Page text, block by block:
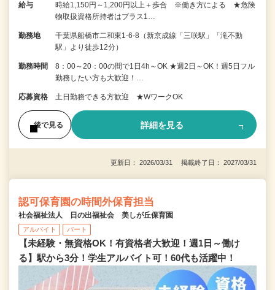
給与
時給1,150円～1,200円以上＋歩合 ※働き方による ★危険
物取扱資格所持者はプラス1…
勤務地
千葉県船橋市二和東1-6-8（新京成線「三咲駅」「滝不動
駅」より徒歩12分）
勤務時間
8：00～20：00の間で1日4h～OK ★週2日～OK！週5日フル
勤務したい方も大歓迎！…
応募資格 土日勤務できる方歓迎 ★WワークOK
後で見る 詳細を見る
更新日： 2026/03/31 掲載終了日： 2027/03/31
認可保育園の時間外保育担当
社会福祉法人 日の出福祉会 美しが丘保育園
アルバイト パート
【未経験・無資格OK！有資格者大歓迎！週1日～働け
る】駅から3分！学生アルバイト可！60代も活躍中！